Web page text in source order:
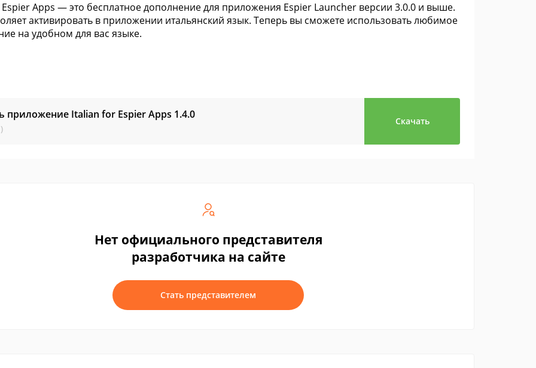
Apps — это бесплатное дополнение для приложения Espier Launcher версии 3.0.0 и выше.
активировать в приложении итальянский язык. Теперь вы сможете использовать любимое
на удобном для вас языке.
приложение Italian for Espier Apps 1.4.0
Скачать
Нет официального представителя
разработчика на сайте
Стать представителем